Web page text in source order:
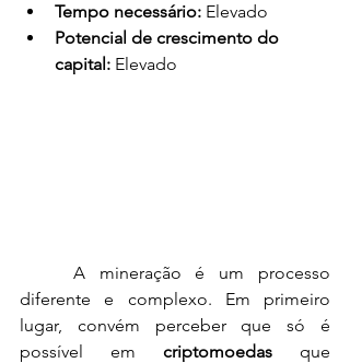
Tempo necessário: Elevado
Potencial de crescimento do
capital : Elevado
diferente e complexo. Em primeiro
lugar, convém perceber que só é
possível em criptomoedas que